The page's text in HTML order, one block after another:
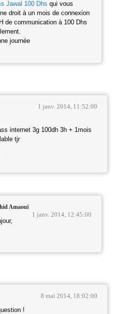
Jawal 100 Dhs qui vous
droit à un mois de connexion
de communication à 100 Dhs
journée
1 janv. 2014, 11:52:00
internet 3g 100dh 3h + 1mois
tjr
Amaoui
1 janv. 2014, 12:45:00
8 mai 2014, 18:02:00
!